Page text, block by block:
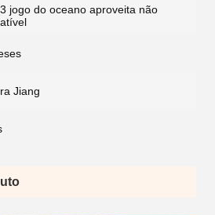
jogo do oceano aproveita não
Jiang